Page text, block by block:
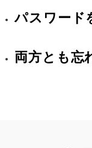
パスワード
両方とも忘